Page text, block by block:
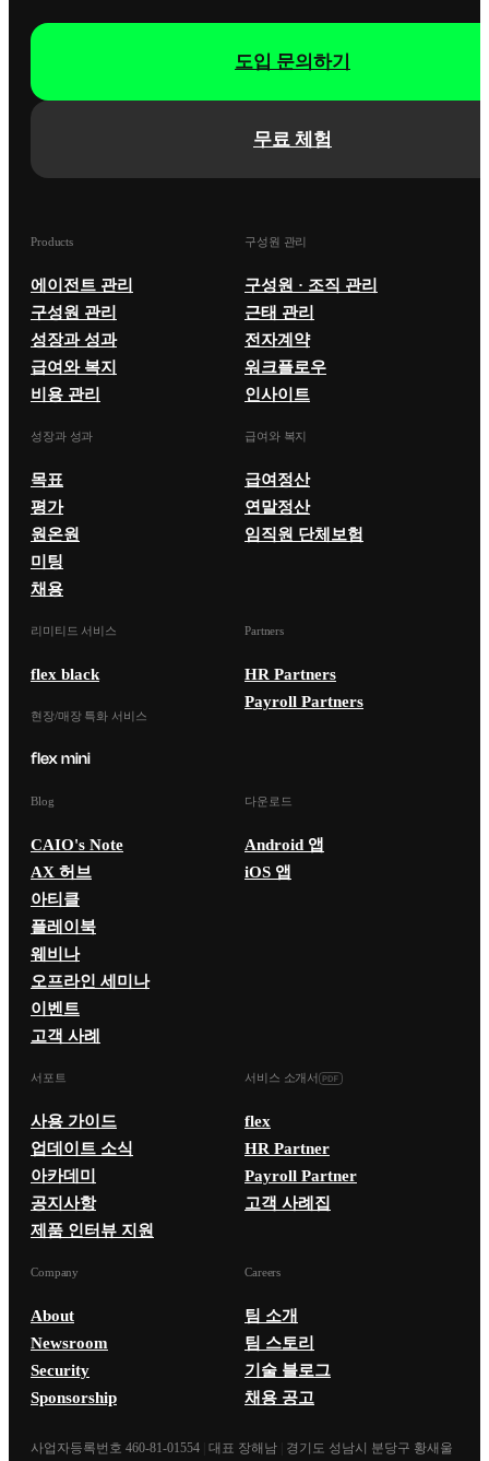
무료 체험
도입 문의하기
Products
에이전트 관리
구성원 관리
성장과 성과
급여와 복지
비용 관리
구성원 관리
구성원 · 조직 관리
근태 관리
전자계약
워크플로우
인사이트
성장과 성과
목표
평가
원온원
미팅
채용
급여와 복지
급여정산
연말정산
임직원 단체보험
리미티드 서비스
flex black
현장/매장 특화 서비스
Partners
HR Partners
Payroll Partners
Blog
CAIO's Note
AX 허브
아티클
플레이북
웨비나
오프라인 세미나
이벤트
고객 사례
다운로드
Android 앱
iOS 앱
서포트
사용 가이드
업데이트 소식
아카데미
공지사항
제품 인터뷰 지원
서비스 소개서
flex
HR Partner
Payroll Partner
고객 사례집
Company
About
Newsroom
Security
Sponsorship
Careers
팀 소개
팀 스토리
기술 블로그
채용 공고
사업자등록번호 460-81-01554 대표 장해남
경기도 성남시 분당구 황새울